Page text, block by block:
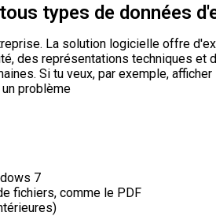
types de données
La solution logicielle offre
des représentations techniques et
Si tu veux, par exemple,
problème
7
fichiers, comme le PDF